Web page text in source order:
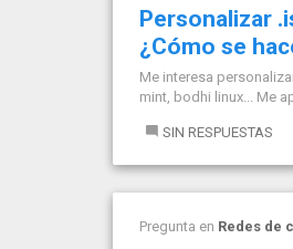
Personalizar
¿Cómo se
Me interesa
mint, bodhi linux... Me
SIN RESPUESTAS
Pregunta en Redes de